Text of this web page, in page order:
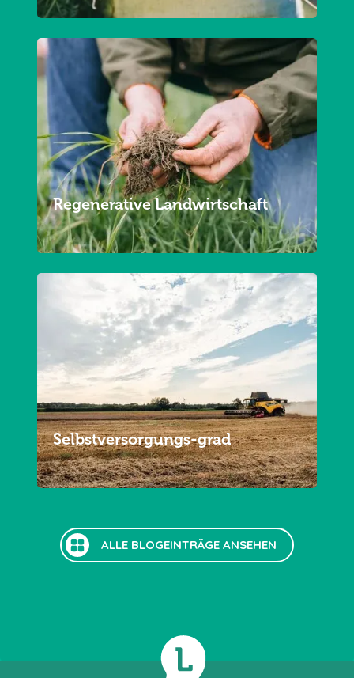
Regenerative Landwirtschaft
Selbstversorgungs-grad
ALLE BLOGEINTRÄGE ANSEHEN